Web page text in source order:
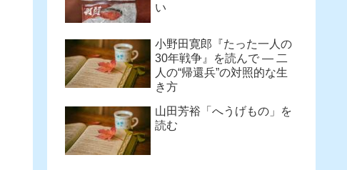
い
小野田寛郎『たった一人の
30年戦争』を読んで ― 二
人の“帰還兵”の対照的な生
き方
山田芳裕「へうげもの」を
読む